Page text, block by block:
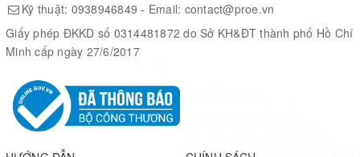
Core51822 Expansion Headers
Photos
Kỹ thuật: 0938946849 - Email: contact@proe.vn
Giấy phép ĐKKD số 0314481872 do Sở KH&ĐT thành phố Hồ Chí
Minh cấp ngày 27/6/2017